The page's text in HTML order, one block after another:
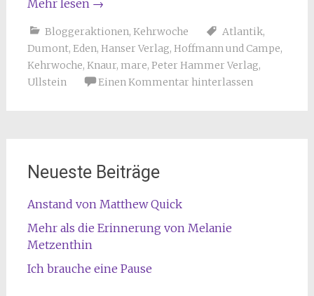
Mehr lesen →
Bloggeraktionen, Kehrwoche Atlantik,
Dumont, Eden, Hanser Verlag, Hoffmann und Campe,
Kehrwoche, Knaur, mare, Peter Hammer Verlag,
Ullstein
Einen Kommentar hinterlassen
Neueste Beiträge
Anstand von Matthew Quick
Mehr als die Erinnerung von Melanie
Metzenthin
Ich brauche eine Pause